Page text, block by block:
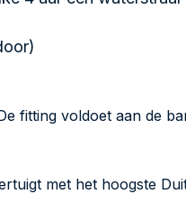
fitting voldoet aan de
met het hoogste